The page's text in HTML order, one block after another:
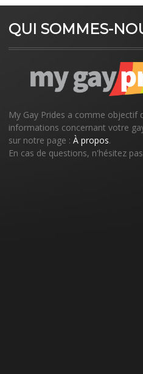
QUI SOMMES-
My Gay Prides a comme objectif
informations concernant votre
sur notre page : À propos.
En cas de questions, n'hésitez